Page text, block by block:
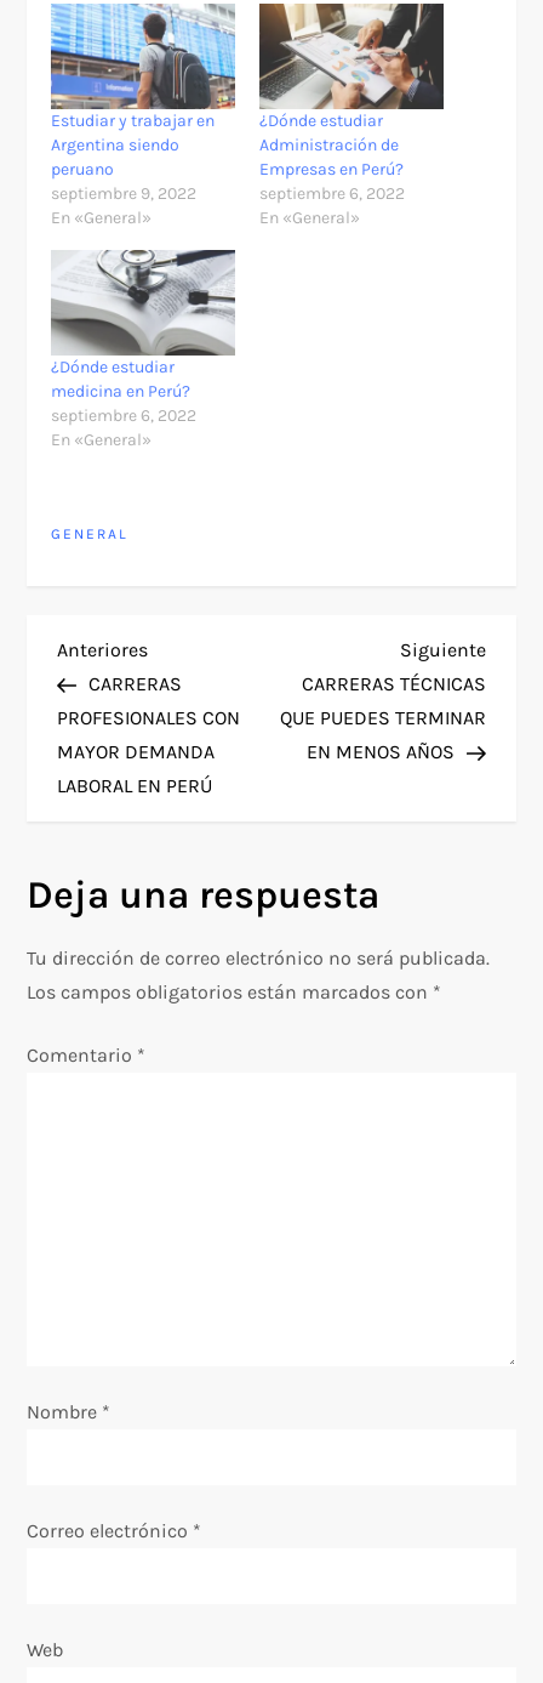
Estudiar y trabajar en
Argentina siendo
peruano
septiembre 9, 2022
En «General»
¿Dónde estudiar
Administración de
Empresas en Perú?
septiembre 6, 2022
En «General»
¿Dónde estudiar
medicina en Perú?
septiembre 6, 2022
En «General»
GENERAL
N
a
v
g
a
c
i
n
r
Entrada
anterior
Anteriores
CARRERAS
PROFESIONALES CON
MAYOR DEMANDA
LABORAL EN PERÚ
Siguiente
CARRERAS TÉCNICAS
QUE PUEDES TERMINAR
EN MENOS AÑOS
Deja una respuesta
Tu dirección de correo electrónico no será publicada.
Los campos obligatorios están marcados con *
Comentario *
Nombre *
Correo electrónico *
Web